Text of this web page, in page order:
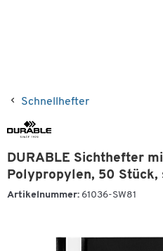
Schnellhefter
DURABLE Sichthefter
Polypropylen, 50 Stück,
Artikelnummer: 61036-SW81